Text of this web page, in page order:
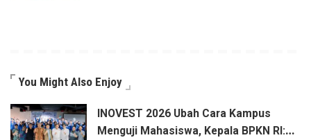
You Might Also Enjoy
INOVEST 2026 Ubah Cara Kampus
Menguji Mahasiswa, Kepala BPKN RI: